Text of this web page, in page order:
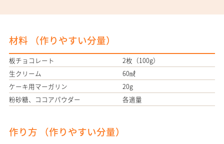
材料 （作りやすい分量）
板チョコレート
2枚（100g）
生クリーム
60㎖
ケーキ用マーガリン
20g
粉砂糖、ココアパウダー
各適量
作り方 （作りやすい分量）